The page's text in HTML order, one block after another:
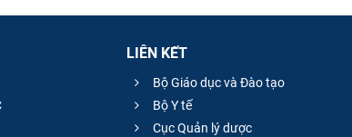
LIÊN KẾT
Bộ Giáo dục và Đào tạo
Bộ Y tế
Cục Quản lý dược